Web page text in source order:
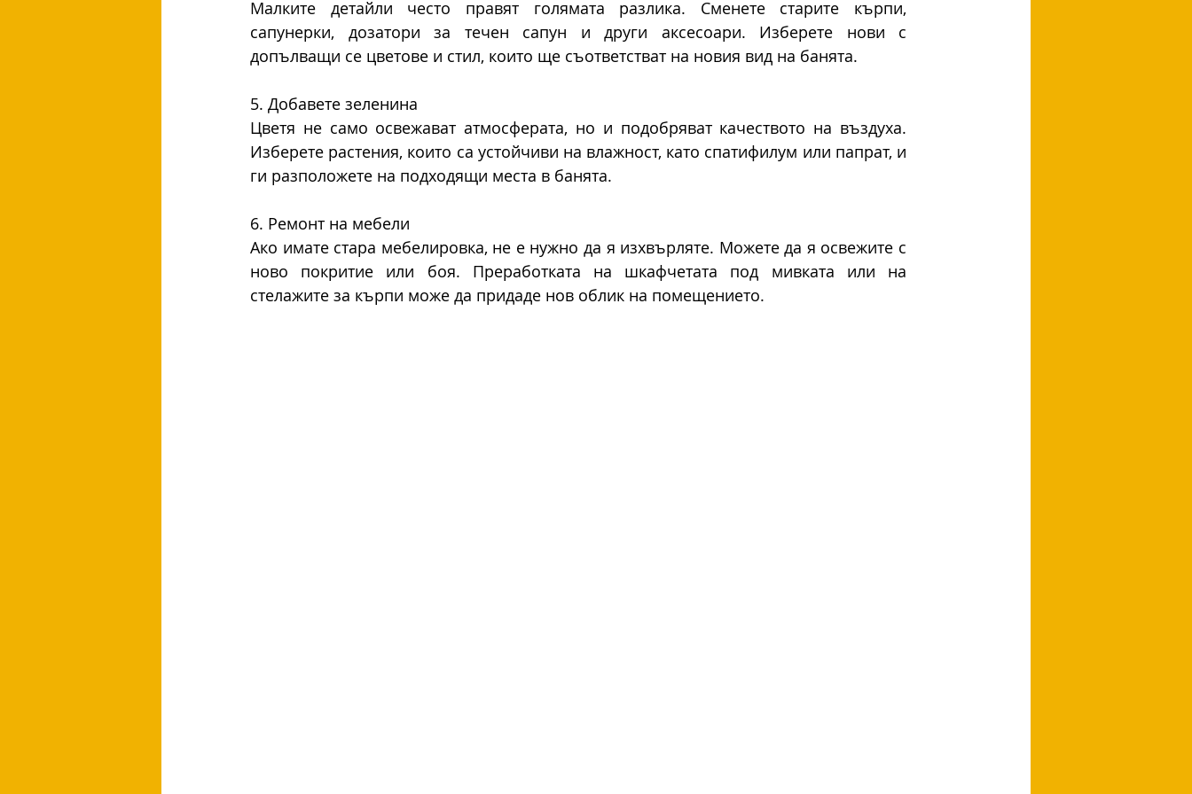
Малките детайли често правят голямата разлика. Сменете старите кърпи,
сапунерки, дозатори за течен сапун и други аксесоари. Изберете нови с
допълващи се цветове и стил, които ще съответстват на новия вид на банята.
5. Добавете зеленина
Цветя не само освежават атмосферата, но и подобряват качеството на въздуха.
Изберете растения, които са устойчиви на влажност, като спатифилум или папрат, и
ги разположете на подходящи места в банята.
6. Ремонт на мебели
Ако имате стара мебелировка, не е нужно да я изхвърляте. Можете да я освежите с
ново покритие или боя. Преработката на шкафчетата под мивката или на
стелажите за кърпи може да придаде нов облик на помещението.